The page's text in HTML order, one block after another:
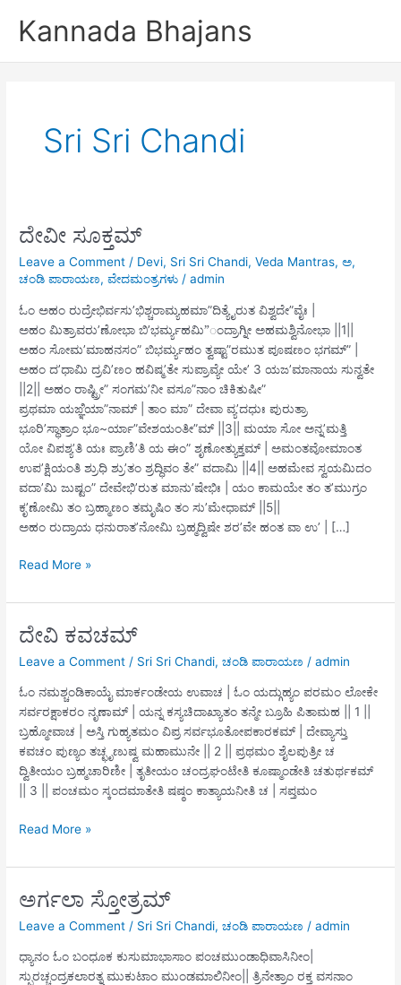
Kannada Bhajans
Sri Sri Chandi
ದೇವೀ ಸೂಕ್ತಮ್
Leave a Comment / Devi, Sri Sri Chandi,Veda Mantras,ಅ,
ಚಂಡಿ ಪಾರಾಯಣ,ವೇದಮಂತ್ರಗಳು /admin
ಓಂ ಅಹಂ ರುದ್ರೇಭಿರ್ವಸು’ಭಿಶ್ಚರಾಮ್ಯಹಮಾ”ದಿತ್ಯೈರುತ ವಿಶ್ವದೇ”ವೈಃ |
ಅಹಂ ಮಿತ್ರಾವರು’ಣೋಭಾ ಬಿ’ಭರ್ಮ್ಯಹಮಿ”ಂದ್ರಾಗ್ನೀ ಅಹಮಶ್ವಿನೋಭಾ ||1||
ಅಹಂ ಸೋಮ’ಮಾಹನಸಂ” ಬಿಭರ್ಮ್ಯಹಂ ತ್ವಷ್ಟಾ”ರಮುತ ಪೂಷಣಂ ಭಗಮ್” |
ಅಹಂ ದ’ಧಾಮಿ ದ್ರವಿ’ಣಂ ಹವಿಷ್ಮ’ತೇ ಸುಪ್ರಾವ್ಯೇ ಯೇ’ ‍3 ಯಜ’ಮಾನಾಯ ಸುನ್ವತೇ
||2|| ಅಹಂ ರಾಷ್ಟ್ರೀ” ಸಂಗಮ’ನೀ ವಸೂ”ನಾಂ ಚಿಕಿತುಷೀ”
ಪ್ರಥಮಾ ಯಙ್ಞಿಯಾ”ನಾಮ್ | ತಾಂ ಮಾ” ದೇವಾ ವ್ಯ’ದಧುಃ ಪುರುತ್ರಾ
ಭೂರಿ’ಸ್ಥಾತ್ರಾಂ ಭೂ~ರ್ಯಾ”ವೇಶಯಂತೀ”ಮ್ ||3|| ಮಯಾ ಸೋ ಅನ್ನ’ಮತ್ತಿ
ಯೋ ವಿಪಶ್ಯ’ತಿ ಯಃ ಪ್ರಾಣಿ’ತಿ ಯ ಈಂ” ಶೃಣೋತ್ಯುಕ್ತಮ್ | ಅಮಂತವೋಮಾಂತ
ಉಪ’ಕ್ಷಿಯಂತಿ ಶ್ರುಧಿ ಶ್ರು’ತಂ ಶ್ರದ್ಧಿವಂ ತೇ” ವದಾಮಿ ||4|| ಅಹಮೇವ ಸ್ವಯಮಿದಂ
ವದಾ’ಮಿ ಜುಷ್ಟಂ” ದೇವೇಭಿ’ರುತ ಮಾನು’ಷೇಭಿಃ | ಯಂ ಕಾಮಯೇ ತಂ ತ’ಮುಗ್ರಂ
ಕೃ’ಣೋಮಿ ತಂ ಬ್ರಹ್ಮಾಣಂ ತಮೃಷಿಂ ತಂ ಸು’ಮೇಧಾಮ್ ||5||
ಅಹಂ ರುದ್ರಾಯ ಧನುರಾತ’ನೋಮಿ ಬ್ರಹ್ಮದ್ವಿಷೇ ಶರ’ವೇ ಹಂತ ವಾ ಉ’ | […]
ದೇವೀ
Read More »
ದೇವಿ ಕವಚಮ್
Leave a Comment / Sri Sri Chandi,ಚಂಡಿ ಪಾರಾಯಣ /admin
ಓಂ ನಮಶ್ಚಂಡಿಕಾಯೈ ಮಾರ್ಕಂಡೇಯ ಉವಾಚ | ಓಂ ಯದ್ಗುಹ್ಯಂ ಪರಮಂ ಲೋಕೇ
ಸರ್ವರಕ್ಷಾಕರಂ ನೃಣಾಮ್ | ಯನ್ನ ಕಸ್ಯಚಿದಾಖ್ಯಾತಂ ತನ್ಮೇ ಬ್ರೂಹಿ ಪಿತಾಮಹ || 1 ||
ಬ್ರಹ್ಮೋವಾಚ | ಅಸ್ತಿ ಗುಹ್ಯತಮಂ ವಿಪ್ರ ಸರ್ವಭೂತೋಪಕಾರಕಮ್ | ದೇವ್ಯಾಸ್ತು
ಕವಚಂ ಪುಣ್ಯಂ ತಚ್ಛೃಣುಷ್ವ ಮಹಾಮುನೇ || 2 || ಪ್ರಥಮಂ ಶೈಲಪುತ್ರೀ ಚ
ದ್ವಿತೀಯಂ ಬ್ರಹ್ಮಚಾರಿಣೀ | ತೃತೀಯಂ ಚಂದ್ರಘಂಟೇತಿ ಕೂಷ್ಮಾಂಡೇತಿ ಚತುರ್ಥಕಮ್
|| 3 || ಪಂಚಮಂ ಸ್ಕಂದಮಾತೇತಿ ಷಷ್ಠಂ ಕಾತ್ಯಾಯನೀತಿ ಚ | ಸಪ್ತಮಂ
ದೇವಿ
Read More »
ಅರ್ಗಲಾ ಸ್ತೋತ್ರಮ್
Leave a Comment / Sri Sri Chandi,ಚಂಡಿ ಪಾರಾಯಣ /admin
ಧ್ಯಾನಂ ಓಂ ಬಂಧೂಕ ಕುಸುಮಾಭಾಸಾಂ ಪಂಚಮುಂಡಾಧಿವಾಸಿನೀಂ|
ಸ್ಫುರಚ್ಚಂದ್ರಕಲಾರತ್ನ ಮುಕುಟಾಂ ಮುಂಡಮಾಲಿನೀಂ|| ತ್ರಿನೇತ್ರಾಂ ರಕ್ತ ವಸನಾಂ